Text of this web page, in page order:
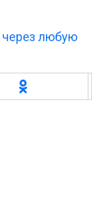
через любую